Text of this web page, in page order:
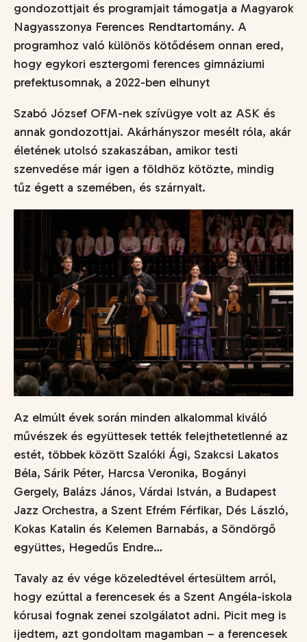
gondozottjait és programjait támogatja a Magyarok
Nagyasszonya Ferences Rendtartomány. A
programhoz való különös kötődésem onnan ered,
hogy egykori esztergomi ferences gimnáziumi
prefektusomnak, a 2022-ben elhunyt
Szabó József OFM-nek szívügye volt az ASK és
annak gondozottjai. Akárhányszor mesélt róla, akár
életének utolsó szakaszában, amikor testi
szenvedése már igen a földhöz kötözte, mindig
tűz égett a szemében, és szárnyalt.
Az elmúlt évek során minden alkalommal kiváló
művészek és együttesek tették felejthetetlenné az
estét, többek között Szalóki Ági, Szakcsi Lakatos
Béla, Sárik Péter, Harcsa Veronika, Bogányi
Gergely, Balázs János, Várdai István, a Budapest
Jazz Orchestra, a Szent Efrém Férfikar, Dés László,
Kokas Katalin és Kelemen Barnabás, a Söndörgő
együttes, Hegedűs Endre…
Tavaly az év vége közeledtével értesültem arról,
hogy ezúttal a ferencesek és a Szent Angéla-iskola
kórusai fognak zenei szolgálatot adni. Picit meg is
ijedtem, azt gondoltam magamban – a ferencesek